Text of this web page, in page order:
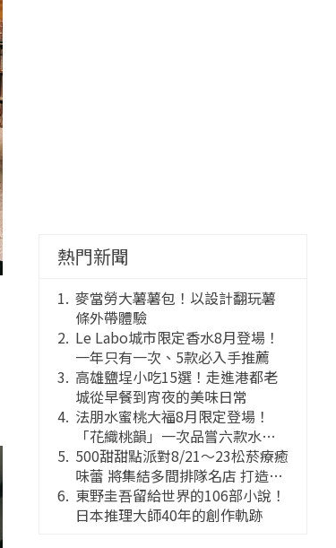
熱門新聞
麥當勞大薯薯包！以設計翻玩薯
條外帶體驗
Le Labo城市限定香水8月登場！
一年只有一次、5款必入手推薦
高雄鹽埕小吃15選！走進港都老
城從早餐到宵夜的美味日常
法朋水蜜桃大福8月限定登場！
「花織桃韻」一次品嘗六款水蜜
桃花果大福
500甜甜點派對8/21～23松菸療癒
味蕾 將集結多間排隊名店 打造靈
感創意的舞台
東野圭吾留給世界的106部小說！
日本推理大師40年的創作軌跡